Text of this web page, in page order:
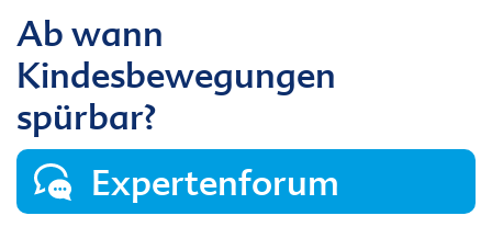
Ab wann
Kindesbewegungen
spürbar?
Expertenforum